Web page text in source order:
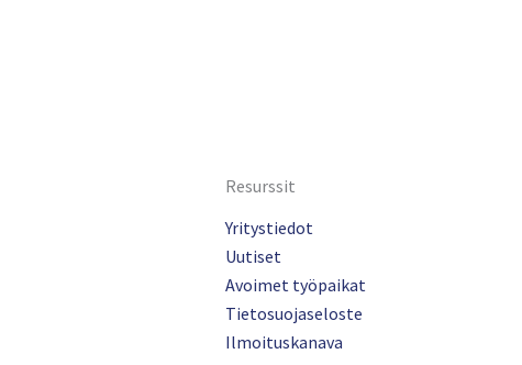
Resurssit
Yritystiedot
Uutiset
Avoimet työpaikat
Tietosuojaseloste
Ilmoituskanava